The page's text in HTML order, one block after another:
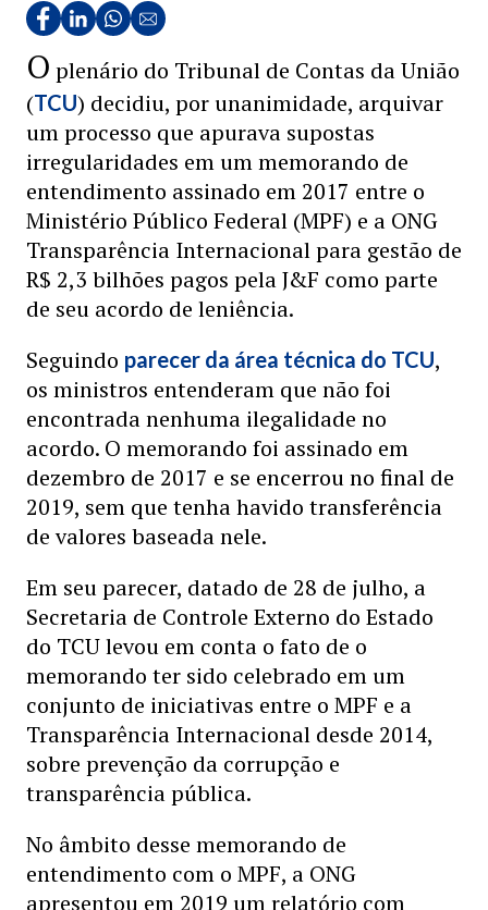
O plenário do Tribunal de Contas da União
(TCU) decidiu, por unanimidade, arquivar
um processo que apurava supostas
irregularidades em um memorando de
entendimento assinado em 2017 entre o
Ministério Público Federal (MPF) e a ONG
Transparência Internacional para gestão de
R$ 2,3 bilhões pagos pela J&F como parte
de seu acordo de leniência.
Seguindo parecer da área técnica do TCU,
os ministros entenderam que não foi
encontrada nenhuma ilegalidade no
acordo. O memorando foi assinado em
dezembro de 2017 e se encerrou no final de
2019, sem que tenha havido transferência
de valores baseada nele.
Em seu parecer, datado de 28 de julho, a
Secretaria de Controle Externo do Estado
do TCU levou em conta o fato de o
memorando ter sido celebrado em um
conjunto de iniciativas entre o MPF e a
Transparência Internacional desde 2014,
sobre prevenção da corrupção e
transparência pública.
No âmbito desse memorando de
entendimento com o MPF, a ONG
apresentou em 2019 um relatório com